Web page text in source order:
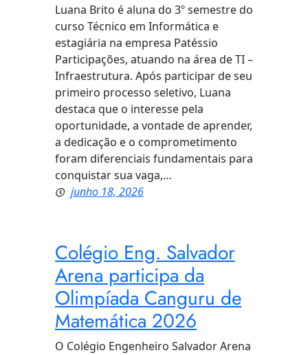
Luana Brito é aluna do 3º semestre do
curso Técnico em Informática e
estagiária na empresa Patéssio
Participações, atuando na área de TI –
Infraestrutura. Após participar de seu
primeiro processo seletivo, Luana
destaca que o interesse pela
oportunidade, a vontade de aprender,
a dedicação e o comprometimento
foram diferenciais fundamentais para
conquistar sua vaga,…
junho 18, 2026
Colégio Eng. Salvador
Arena participa da
Olimpíada Canguru de
Matemática 2026
O Colégio Engenheiro Salvador Arena